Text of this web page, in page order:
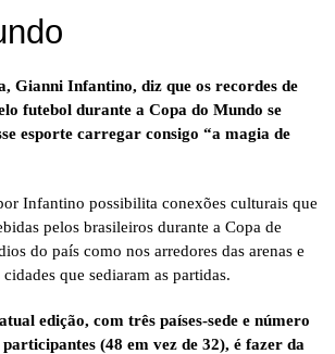
Gianni Infantino, diz que os recordes de
futebol durante a Copa do Mundo se
esporte carregar consigo “a magia de
Infantino possibilita conexões culturais que
pelos brasileiros durante a Copa de
do país como nos arredores das arenas e
que sediaram as partidas.
edição, com três países-sede e número
participantes (48 em vez de 32), é fazer da